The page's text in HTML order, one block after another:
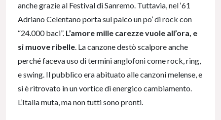
anche grazie al Festival di Sanremo. Tuttavia, nel ‘61
Adriano Celentano porta sul palco un po’ di rock con
“24.000 baci”. L’amore mille carezze vuole all’ora, e
si muove ribelle. La canzone destò scalpore anche
perché faceva uso di termini anglofoni come rock, ring,
e swing. Il pubblico era abituato alle canzoni melense, e
si è ritrovato in un vortice di energico cambiamento.
L’Italia muta, ma non tutti sono pronti.